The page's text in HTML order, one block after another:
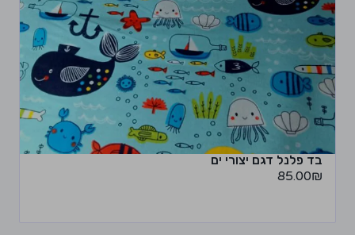
בד פלנל דגם יצורי ים
85.00₪